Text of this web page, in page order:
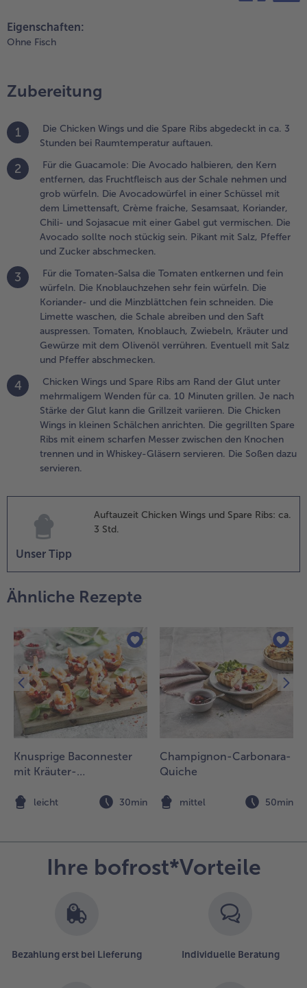
Limette
die
und
Olivenöl
mit
und Pfeffer
und
Ribs am
der Glut
Je
Stärke
Glut kann
Grillzeit
Die
Die
Ribs
einem
und
Whiskey-
Die
dazu
Eigenschaften:
Ohne Fisch
Zubereitung
1
Die Chicken Wings und die Spare Ribs abgedeckt in ca. 3
Stunden bei Raumtemperatur auftauen.
2
Für die Guacamole: Die Avocado halbieren, den Kern
entfernen, das Fruchtfleisch aus der Schale nehmen und
grob würfeln. Die Avocadowürfel in einer Schüssel mit
dem Limettensaft, Crème fraiche, Sesamsaat, Koriander,
Chili- und Sojasacue mit einer Gabel gut vermischen. Die
Avocado sollte noch stückig sein. Pikant mit Salz, Pfeffer
und Zucker abschmecken.
3
Für die Tomaten-Salsa die Tomaten entkernen und fein
würfeln. Die Knoblauchzehen sehr fein würfeln. Die
Koriander- und die Minzblättchen fein schneiden. Die
Limette waschen, die Schale abreiben und den Saft
auspressen. Tomaten, Knoblauch, Zwiebeln, Kräuter und
Gewürze mit dem Olivenöl verrühren. Eventuell mit Salz
und Pfeffer abschmecken.
4
Chicken Wings und Spare Ribs am Rand der Glut unter
mehrmaligem Wenden für ca. 10 Minuten grillen. Je nach
Stärke der Glut kann die Grillzeit variieren. Die Chicken
Wings in kleinen Schälchen anrichten. Die gegrillten Spare
Ribs mit einem scharfen Messer zwischen den Knochen
trennen und in Whiskey-Gläsern servieren. Die Soßen dazu
servieren.
Unser Tipp
Auftauzeit Chicken Wings und Spare Ribs: ca.
3 Std.
Ähnliche Rezepte
Knusprige Baconnester
mit Kräuter-
und Granatapfel
leicht 30min
Champignon-Carbonara-
Quiche
mittel 50min
Ihre bofrost*Vorteile
Bezahlung erst bei Lieferung Individuelle Beratung